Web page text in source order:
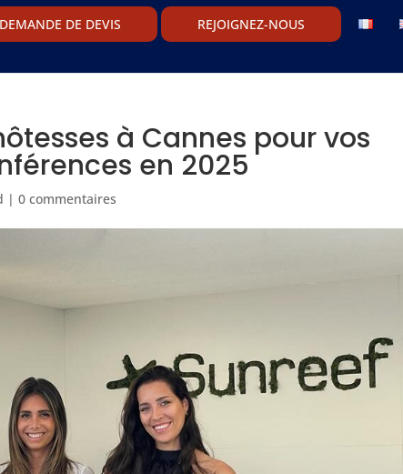
DEMANDE DE DEVIS REJOIGNEZ-NOUS
à Cannes pour vos
en 2025
|0 commentaires